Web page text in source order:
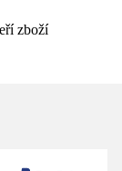
zboží